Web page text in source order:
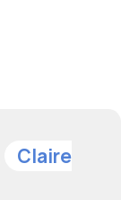
Claire